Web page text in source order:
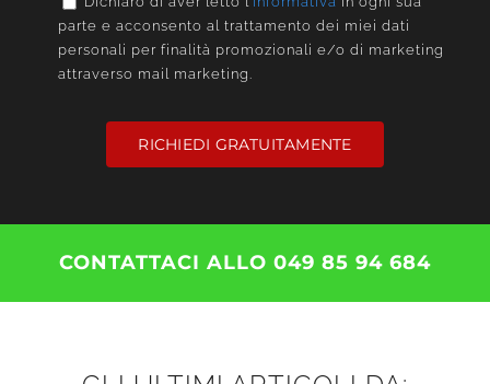
parte e acconsento al trattamento dei miei dati
personali per finalità promozionali e/o di marketing
attraverso mail marketing.
RICHIEDI GRATUITAMENTE
CONTATTACI ALLO 049 85 94 684